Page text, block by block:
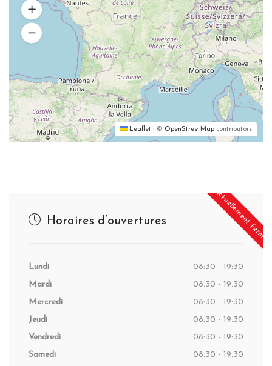
Leaflet © OpenStreetMap contributors
Actuellement fermé
Horaires d’ouvertures
Lundi
08:30 - 19:30
Mardi
08:30 - 19:30
Mercredi
08:30 - 19:30
Jeudi
08:30 - 19:30
Vendredi
08:30 - 19:30
Samedi
08:30 - 19:30